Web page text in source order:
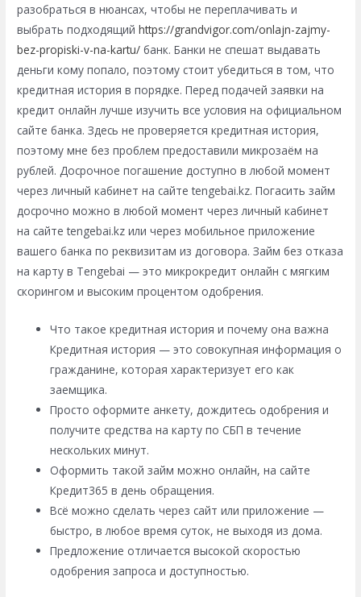
разобраться в нюансах, чтобы не переплачивать и
выбрать подходящийhttps://grandvigor.com/onlajn-zajmy-
bez-propiski-v-na-kartu/ банк. Банки не спешат выдавать
деньги кому попало, поэтому стоит убедиться в том, что
кредитная история в порядке. Перед подачей заявки на
кредит онлайн лучше изучить все условия на официальном
сайте банка. Здесь не проверяется кредитная история,
поэтому мне без проблем предоставили микрозаём на
рублей. Досрочное погашение доступно в любой момент
через личный кабинет на сайте tengebai.kz. Погасить займ
досрочно можно в любой момент через личный кабинет
на сайте tengebai.kz или через мобильное приложение
вашего банка по реквизитам из договора. Займ без отказа
на карту в Tengebai — это микрокредит онлайн с мягким
скорингом и высоким процентом одобрения.
Что такое кредитная история и почему она важна
Кредитная история — это совокупная информация о
гражданине, которая характеризует его как
заемщика.
Просто оформите анкету, дождитесь одобрения и
получите средства на карту по СБП в течение
нескольких минут.
Оформить такой займ можно онлайн, на сайте
Кредит365 в день обращения.
Всё можно сделать через сайт или приложение —
быстро, в любое время суток, не выходя из дома.
Предложение отличается высокой скоростью
одобрения запроса и доступностью.